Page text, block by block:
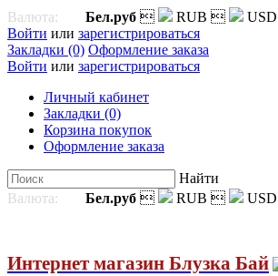
Валюта: Бел.руб  RUB  USD
Войти или зарегистрироваться
Закладки (0) Оформление заказа
Войти или зарегистрироваться
Личный кабинет
Закладки (0)
Корзина покупок
Оформление заказа
Найти
Валюта:
Бел.руб  RUB  USD
Интернет магазин Блузка Бай